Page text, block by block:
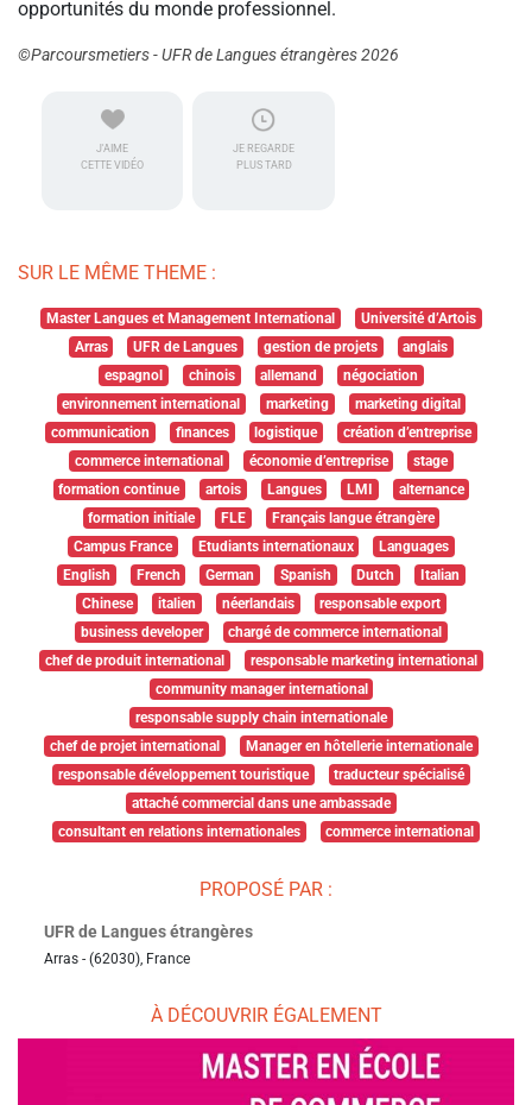
opportunités du monde professionnel.
©Parcoursmetiers - UFR de Langues étrangères 2026
J'AIME
CETTE VIDÉO
JE REGARDE
PLUS TARD
SUR LE MÊME THEME :
Master Langues et Management International
Université d’Artois
Arras
UFR de Langues gestion de projets
anglais
espagnol
chinois allemand
négociation
environnement international
marketing
marketing digital
communication
finances logistique
création d’entreprise
commerce international
économie d’entreprise
stage
formation continue
artois Langues LMI
alternance
formation initiale
FLE
Français langue étrangère
Campus France
Etudiants internationaux
Languages
English
French German Spanish Dutch
Italian
Chinese
italien néerlandais
responsable export
business developer
chargé de commerce international
chef de produit international
responsable marketing international
community manager international
responsable supply chain internationale
chef de projet international
Manager en hôtellerie internationale
responsable développement touristique
traducteur spécialisé
attaché commercial dans une ambassade
consultant en relations internationales
commerce international
PROPOSÉ PAR :
UFR de Langues étrangères
Arras - (62030), France
À DÉCOUVRIR ÉGALEMENT